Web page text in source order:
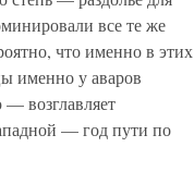
все те же
что именно в этих
именно у аваров
возглавляет
— год пути по